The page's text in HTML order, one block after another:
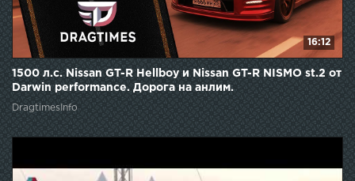
16:12
1500 л.с. Nissan GT-R Hellboy и Nissan GT-R NISMO st.2 от
Darwin performance. Дорога на анлим.
DragtimesInfo